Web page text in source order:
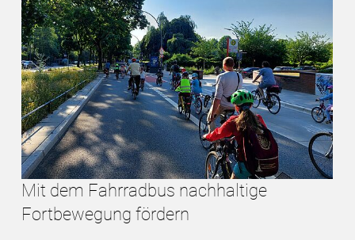
Mit dem Fahrradbus nachhaltige
Fortbewegung fördern